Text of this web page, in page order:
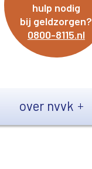
hulp nodig
bij geldzorgen?
0800-8115.nl
over nvvk